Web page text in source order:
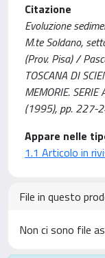
Citazione
Evoluzione
M.te Soldano,
(Prov. Pisa) /
TOSCANA DI
MEMORIE.
(1995), pp. 227-
Appare nelle
1.1 Articolo in
File in questo
Non ci sono file